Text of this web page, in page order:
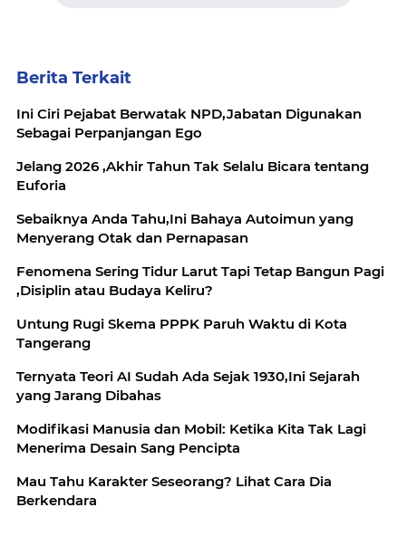
Berita Terkait
Ini Ciri Pejabat Berwatak NPD,Jabatan Digunakan
Sebagai Perpanjangan Ego
Jelang 2026 ,Akhir Tahun Tak Selalu Bicara tentang
Euforia
Sebaiknya Anda Tahu,Ini Bahaya Autoimun yang
Menyerang Otak dan Pernapasan
Fenomena Sering Tidur Larut Tapi Tetap Bangun Pagi
,Disiplin atau Budaya Keliru?
Untung Rugi Skema PPPK Paruh Waktu di Kota
Tangerang
Ternyata Teori AI Sudah Ada Sejak 1930,Ini Sejarah
yang Jarang Dibahas
Modifikasi Manusia dan Mobil: Ketika Kita Tak Lagi
Menerima Desain Sang Pencipta
Mau Tahu Karakter Seseorang? Lihat Cara Dia
Berkendara